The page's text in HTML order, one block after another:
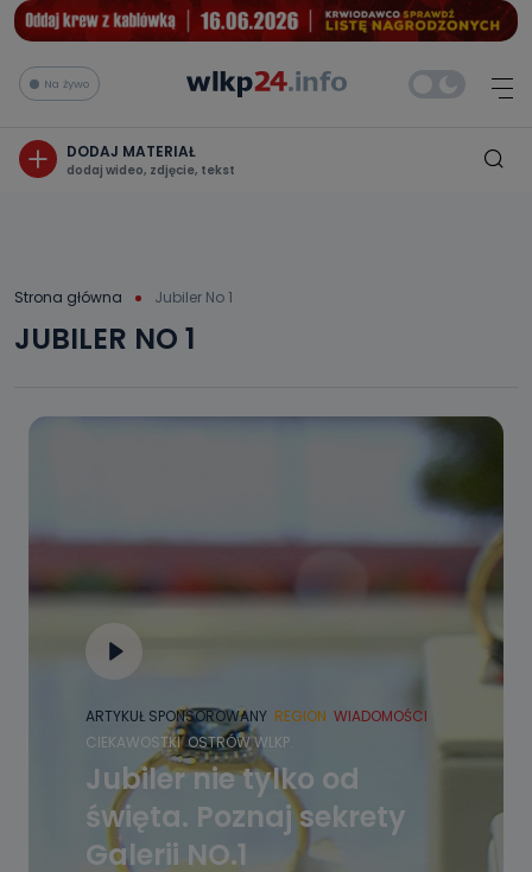
Na żywo
DODAJ MATERIAŁ
dodaj wideo, zdjęcie, tekst
Strona główna Jubiler No 1
JUBILER NO 1
ARTYKUŁ SPONSOROWANY REGION WIADOMOŚCI
CIEKAWOSTKI OSTRÓW WLKP.
Jubiler nie tylko od
święta. Poznaj sekrety
Galerii NO.1